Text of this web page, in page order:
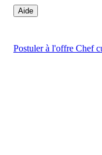
Aide
Postulerà l'offre Chef